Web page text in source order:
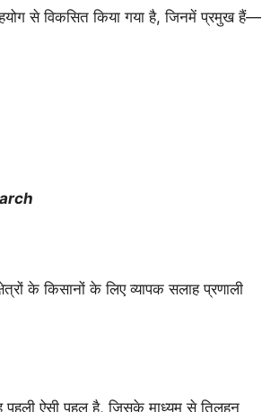
से विकसित किया गया है, जिनमें प्रमुख हैं—
के किसानों के लिए व्यापक सलाह प्रणाली
ऐसी पहल है, जिसके माध्यम से तिलहन